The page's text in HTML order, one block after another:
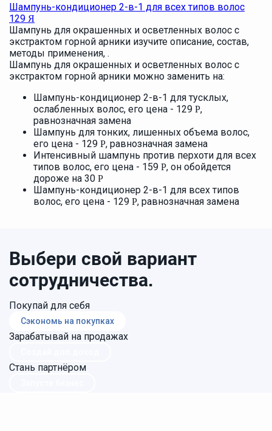
Шампунь-кондиционер 2-в-1 для всех типов волос
129 Я
Шампунь для окрашенных и осветленных волос с
экстрактом горной арники изучите описание, состав,
методы применения, .
Шампунь для окрашенных и осветленных волос с
экстрактом горной арники можно заменить на:
Шампунь-кондиционер 2-в-1 для тусклых,
ослабленных волос, его цена - 129 Р,
равнозначная замена
Шампунь для тонких, лишенных объема волос,
его цена - 129 Р, равнозначная замена
Интенсивный шампунь против перхоти для всех
типов волос, его цена - 159 Р, он обойдется
дороже на 30 Р
Шампунь-кондиционер 2-в-1 для всех типов
волос, его цена - 129 Р, равнозначная замена
Выбери свой вариант
сотрудничества.
Покупай для себя
Сэкономь на покупках
Зарабатывай на продажах
Стань партнёром